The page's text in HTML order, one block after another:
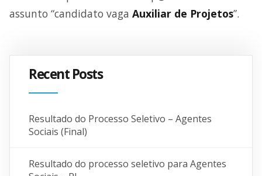
assunto “candidato vaga Auxiliar de Projetos”.
Recent Posts
Resultado do Processo Seletivo – Agentes
Sociais (Final)
Resultado do processo seletivo para Agentes